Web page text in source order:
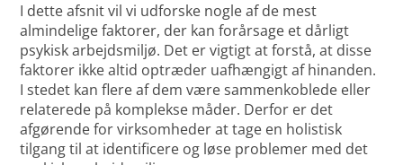
I dette afsnit vil vi udforske nogle af de mest
almindelige faktorer, der kan forårsage et dårligt
psykisk arbejdsmiljø. Det er vigtigt at forstå, at disse
faktorer ikke altid optræder uafhængigt af hinanden.
I stedet kan flere af dem være sammenkoblede eller
relaterede på komplekse måder. Derfor er det
afgørende for virksomheder at tage en holistisk
tilgang til at identificere og løse problemer med det